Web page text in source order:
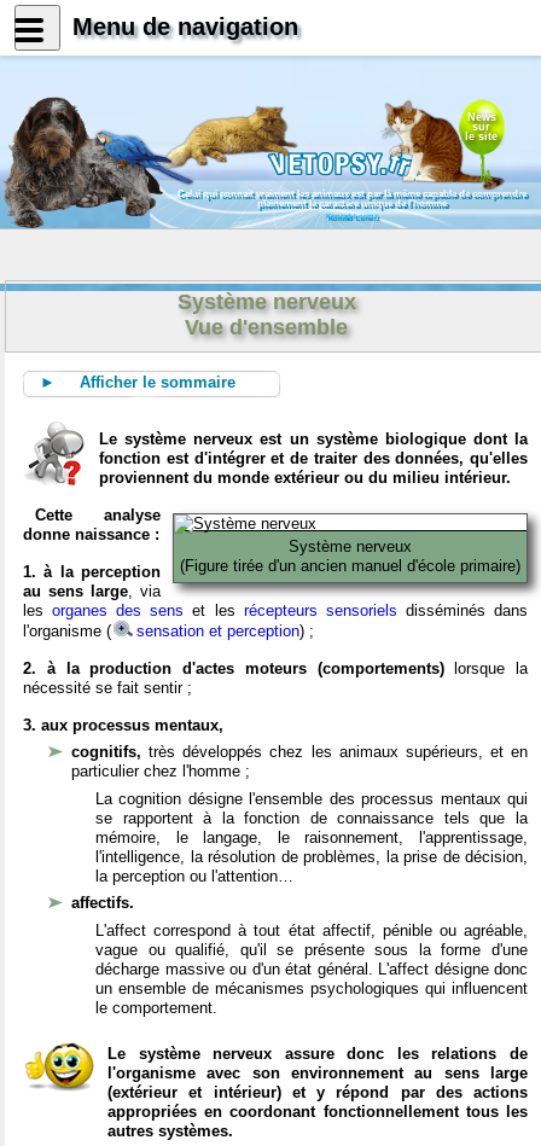
News
sur
le site
Celui qui connait vraiment les animaux est par là même capable de comprendre
pleinement le caractère unique de l'homme
Konrad Lorenz
Système nerveux
Vue d'ensemble
► Afficher le sommaire
Le système nerveux est un système biologique dont la
fonction est d'intégrer et de traiter des données, qu'elles
proviennent du monde extérieur ou du milieu intérieur.
Système nerveux
(Figure tirée d'un ancien manuel d'école primaire)
Cette analyse
donne naissance :
1. à la perception
au sens large, via
lesorganes des sens et les récepteurs sensoriels disséminés dans
l'organisme (
sensation et perception) ;
2. à la production d'actes moteurs (comportements)lorsque la
nécessité se fait sentir ;
3. aux processus mentaux,
cognitifs,très développés chez les animaux supérieurs, et en
particulier chez l'homme ;
La cognition désigne l'ensemble des processus mentaux qui
se rapportent à la fonction de connaissance tels que la
mémoire, le langage, le raisonnement, l'apprentissage,
l'intelligence, la résolution de problèmes, la prise de décision,
la perception ou l'attention…
affectifs.
L'affect correspond à tout état affectif, pénible ou agréable,
vague ou qualifié, qu'il se présente sous la forme d'une
décharge massive ou d'un état général. L'affect désigne donc
un ensemble de mécanismes psychologiques qui influencent
le comportement.
Le système nerveux assure donc les relations de
l'organisme avec son environnement au sens large
(extérieur et intérieur) et y répond par des actions
appropriées en coordonant fonctionnellement tous les
autres systèmes.
Menu de navigation